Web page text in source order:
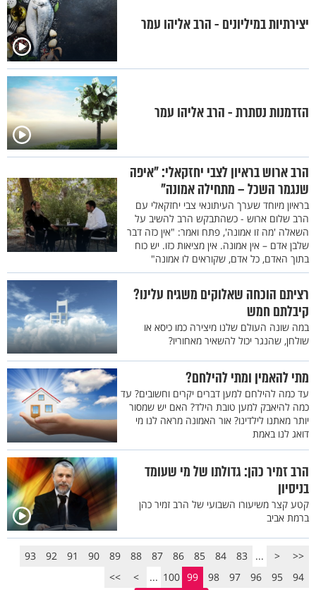
יצירתיות במיליונים - הרב אליהו עמר
הזדמנות נסתרת - הרב אליהו עמר
הרב ארוש בראיון לצבי יחזקאלי: "איפה
שנגמר השכל – מתחילה אמונה"
בראיון מיוחד שערך העיתונאי צבי יחזקאלי עם
הרב שלום ארוש - כשהתבקש הרב להשיב על
השאלה 'מה זו אמונה', פתח ואמר: "אין כזה דבר
שלבן אדם – אין אמונה. אין מציאות כזו. יש כוח
בתוך האדם, כל אדם, שקוראים לו אמונה"
רציתם הוכחה שאלוקים משגיח עלינו?
קיבלתם חמש
במה שונה העולם שלנו מיצירה כמו כיסא או
שולחן, שהנגר יכול להשאיר מאחוריו?
מתי להאמין ומתי להילחם?
עד כמה להילחם למען דברים יקרים וחשובים? עד
כמה להיאבק למען טובת הילד? האם יש שמסור
יותר מאתנו לילדינו? אור האמונה מראה לנו מי
דואג לנו באמת
הרב זמיר כהן: גדולתו של מי שעומד
בניסיון
קטע קצר משיעורו השבועי של הרב זמיר כהן
ברמת אביב
<<
<
...
83
84
85
86
87
88
89
90
91
92
93
94
95
96
97
98
99
100
...
>
>>